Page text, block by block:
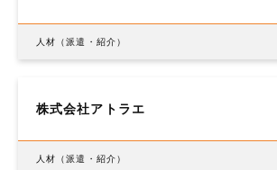
人材（派遣・紹介）
株式会社アトラエ
人材（派遣・紹介）